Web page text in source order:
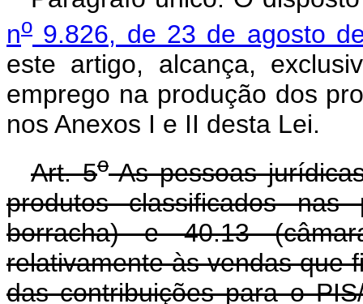
no 9.826, de 23 de agosto
este artigo, alcança,
emprego na produção dos
nos Anexos I e II desta Lei.
Art. 5oAs pessoas
produtos classificados
borracha) e 40.13
relativamente às vendas que
das contribuições para o